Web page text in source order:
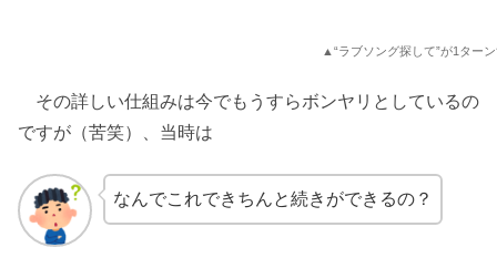
▲“ラブソング探して”が1ター
その詳しい仕組みは今でもうすらボンヤリとしているの
ですが（苦笑）、当時は
なんでこれできちんと続きができるの？